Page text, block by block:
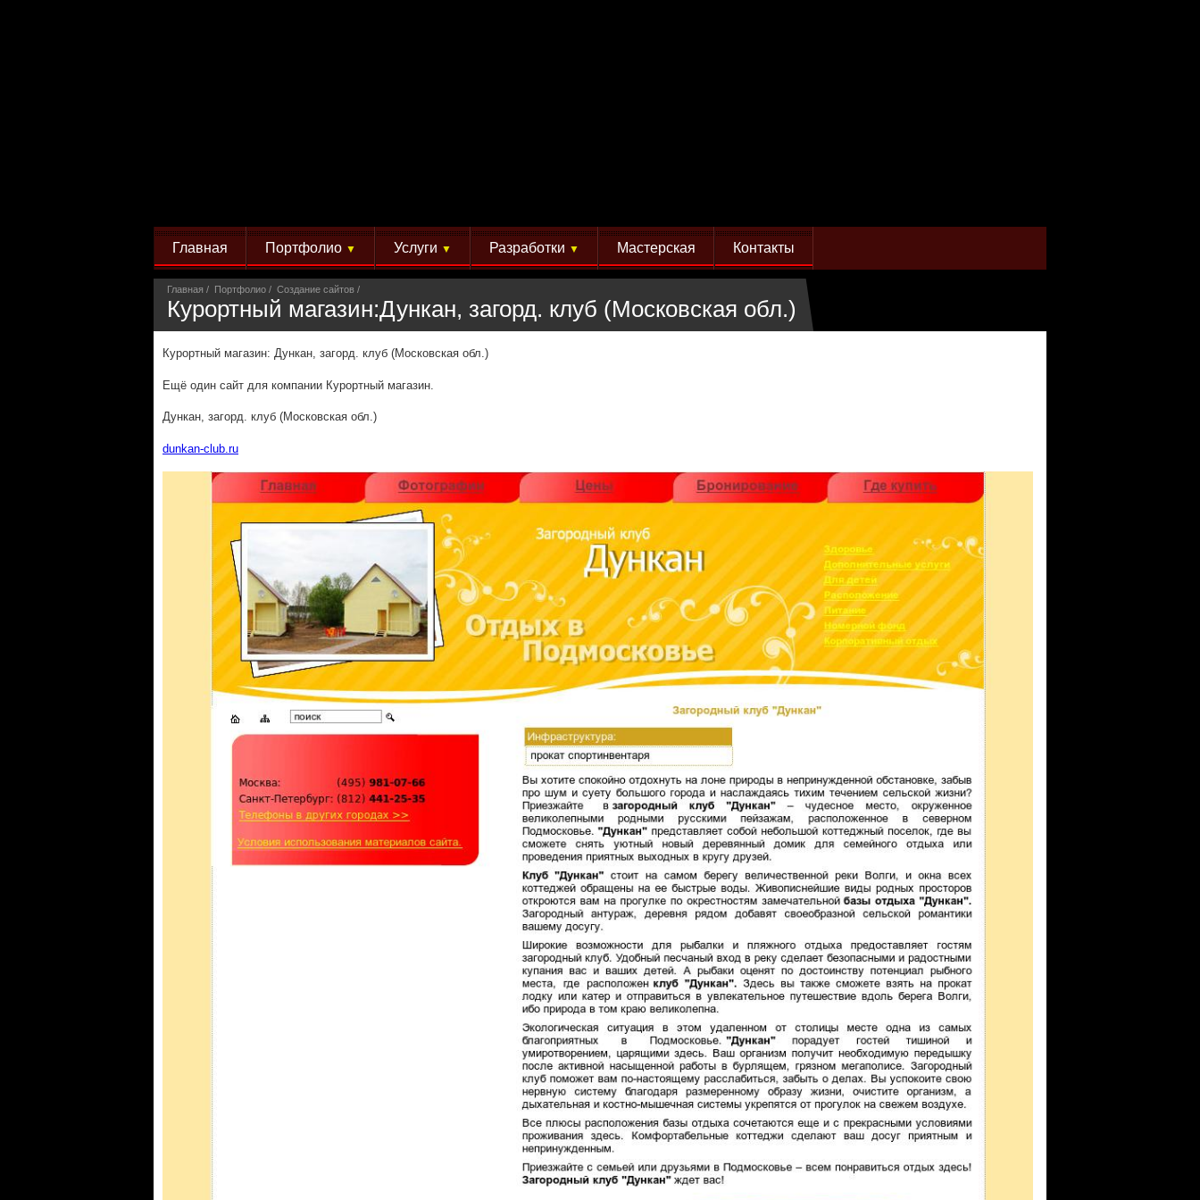
Главная Портфолио ▼ Услуги ▼ Разработки ▼ Мастерская Контакты
Главная Портфолио Создание сайтов
Курортный магазин:Дункан, загорд. клуб (Московская обл.)
Курортный магазин: Дункан, загорд. клуб (Московская обл.)
Ещё один сайт для компании Курортный магазин.
Дункан, загорд. клуб (Московская обл.)
dunkan-club.ru